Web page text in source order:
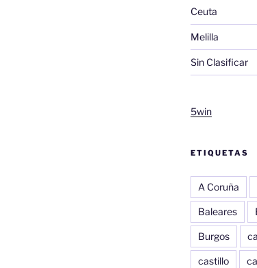
Ceuta
Melilla
Sin Clasificar
5win
ETIQUETAS
A Coruña
Baleares
Burgos
castillo